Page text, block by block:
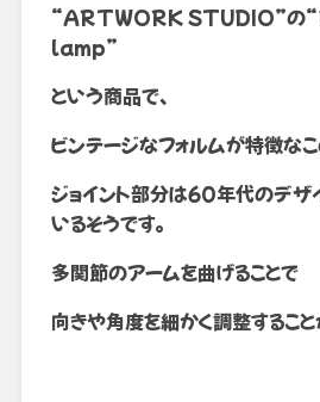
“ARTWORK STUDIO”
lamp”
という商品で、
ビンテージなフォルムが特徴なこ
ジョイント部分は60年代のデザ
いるそうです。
多関節のアームを曲げることで
向きや角度を細かく調整すること